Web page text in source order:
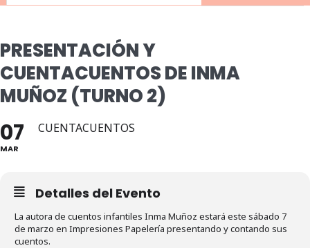
PRESENTACIÓN Y
CUENTACUENTOS DE INMA
MUÑOZ (TURNO 2)
07
MAR
CUENTACUENTOS
Detalles del Evento
La autora de cuentos infantiles Inma Muñoz estará este sábado 7
de marzo en Impresiones Papelería presentando y contando sus
cuentos.